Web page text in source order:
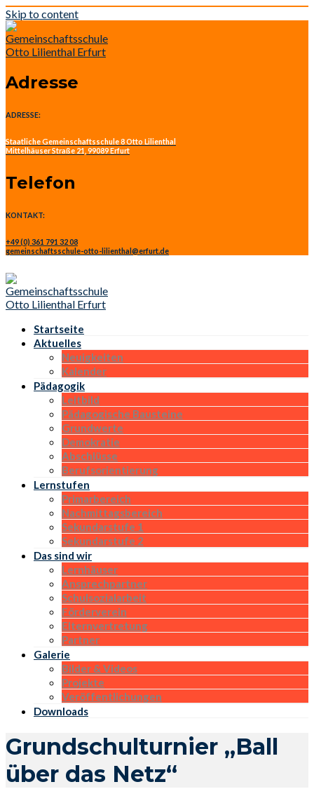
Skip to content
Adresse
ADRESSE:
Staatliche Gemeinschaftsschule 8 Otto Lilienthal
Mittelhäuser Straße 21, 99089 Erfurt
Telefon
KONTAKT:
+49 (0) 361 791 32 08
gemeinschaftsschule-otto-lilienthal@erfurt.de
Startseite
Aktuelles
Neuigkeiten
Kalender
Pädagogik
Leitbild
Pädagogische Bausteine
Grundwerte
Demokratie
Abschlüsse
Berufsorientierung
Lernstufen
Primarbereich
Nachmittagsbereich
Sekundarstufe 1
Sekundarstufe 2
Das sind wir
Lernhäuser
Ansprechpartner
Schulsozialarbeit
Förderverein
Elternvertretung
Partner
Galerie
Bilder & Videos
Projekte
Veröffentlichungen
Downloads
Grundschulturnier „Ball
über das Netz“